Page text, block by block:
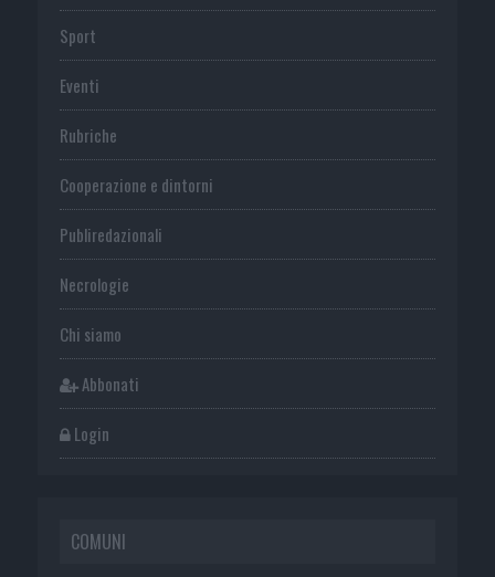
Sport
Eventi
Rubriche
Cooperazione e dintorni
Publiredazionali
Necrologie
Chi siamo
Abbonati
Login
COMUNI